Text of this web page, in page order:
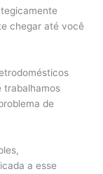
chegar até você
trabalhamos
de
a esse